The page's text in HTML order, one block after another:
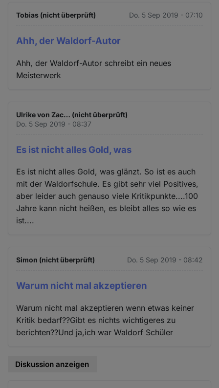
Tobias (nicht überprüft) Do. 5 Sep 2019 - 07:10
Ahh, der Waldorf-Autor
Ahh, der Waldorf-Autor schreibt ein neues
Meisterwerk
Ulrike von Zac… (nicht überprüft)
Do. 5 Sep 2019 - 08:37
Es ist nicht alles Gold, was
Es ist nicht alles Gold, was glänzt. So ist es auch
mit der Waldorfschule. Es gibt sehr viel Positives,
aber leider auch genauso viele Kritikpunkte....100
Jahre kann nicht heißen, es bleibt alles so wie es
ist....
Simon (nicht überprüft) Do. 5 Sep 2019 - 08:42
Warum nicht mal akzeptieren
Warum nicht mal akzeptieren wenn etwas keiner
Kritik bedarf??Gibt es nichts wichtigeres zu
berichten??Und ja,ich war Waldorf Schüler
Diskussion anzeigen